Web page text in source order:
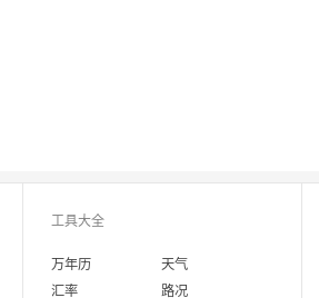
工具大全
万年历
天气
汇率
路况